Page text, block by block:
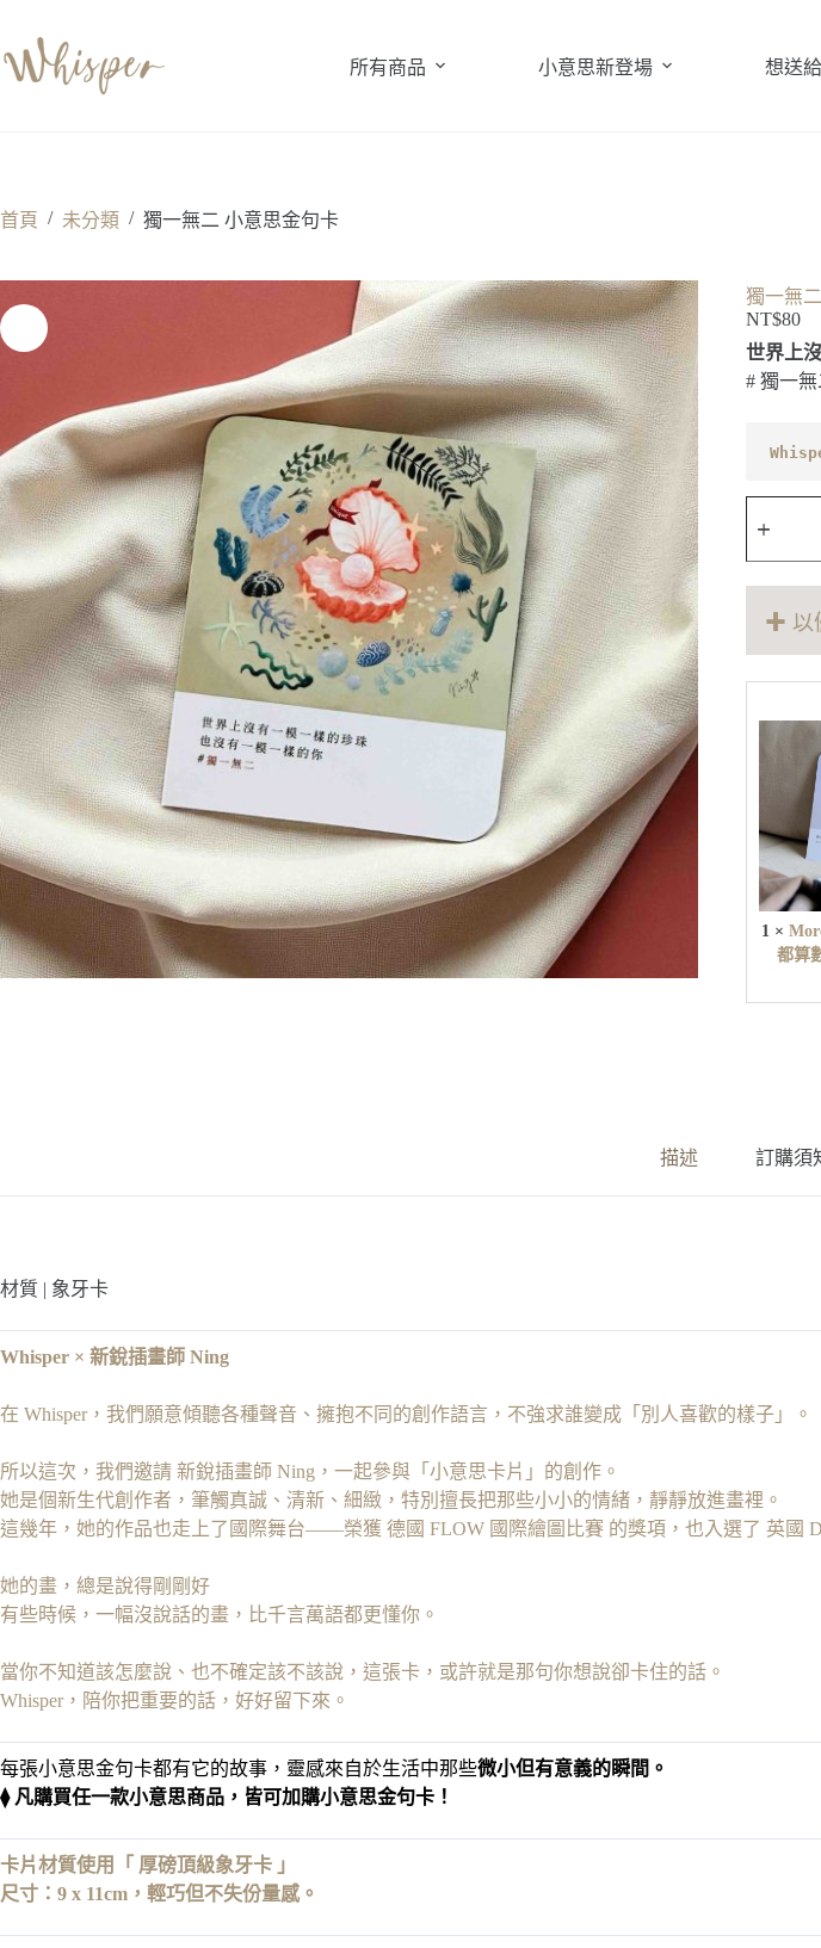
主
所有商品 小意思新登場 想送
首頁 / 未分類 / 獨一無二 小意思金句卡
獨一無
NT$80
世界上
# 獨一無
一
無
二
思
金
✚ 以
1 ×
都算
描述 訂購須
材質 | 象牙卡
Whisper × 新銳插畫師 Ning
在 Whisper， 我們願意傾聽各種聲音、擁抱不同的創作語言，不強求誰變成「別人喜歡的樣子」。
所以這次，我們邀請 新銳插畫師 Ning，一起參與「小意思卡片」的創作。
她是個新生代創作者，筆觸真誠、清新、細緻，特別擅長把那些小小的情緒，靜靜放進畫裡。
這幾年，她的作品也走上了國際舞台——榮獲 德國 FLOW 國際繪圖比賽 的獎項，也入選了 英國
她的畫，總是說得剛剛好
有些時候，一幅沒說話的畫，比千言萬語都更懂你。
當你不知道該怎麼說、也不確定該不該說， 這張卡，或許就是那句你想說卻卡住的話。
Whisper，陪你把重要的話，好好留下來。
每張小意思金句卡都有它的故事，靈感來自於生活中那些微小但有意義的瞬間。
⧫ 凡購買任一款小意思商品，皆可加購小意思金句卡！
卡片材質使用「 厚磅頂級象牙卡 」
尺寸：9 x 11cm，輕巧但不失份量感。